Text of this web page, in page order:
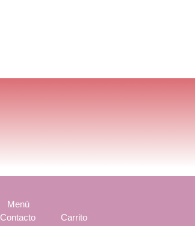
Menú
Contacto Carrito